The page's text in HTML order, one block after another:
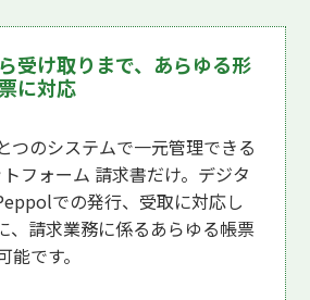
受け取りまで、あらゆる形
に対応
つのシステムで一元管理できる
フォーム 請求書だけ。デジタ
での発行、受取に対応し
、請求業務に係るあらゆる帳票
です。